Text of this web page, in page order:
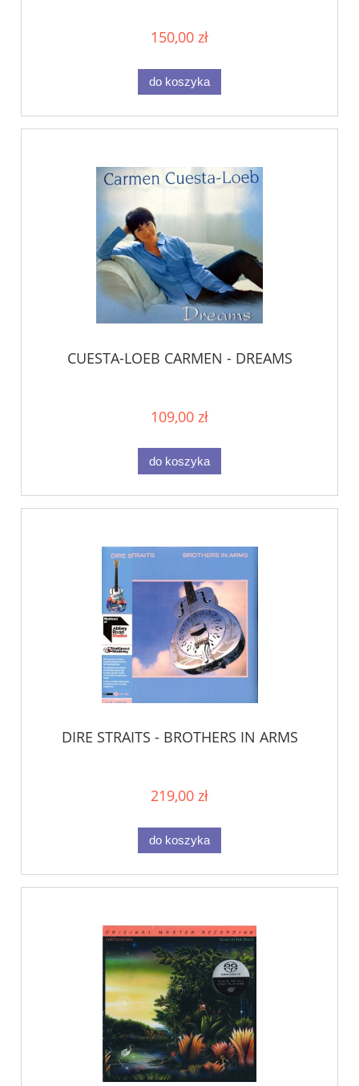
150,00 zł
do koszyka
CUESTA-LOEB CARMEN - DREAMS
109,00 zł
do koszyka
DIRE STRAITS - BROTHERS IN ARMS
219,00 zł
do koszyka